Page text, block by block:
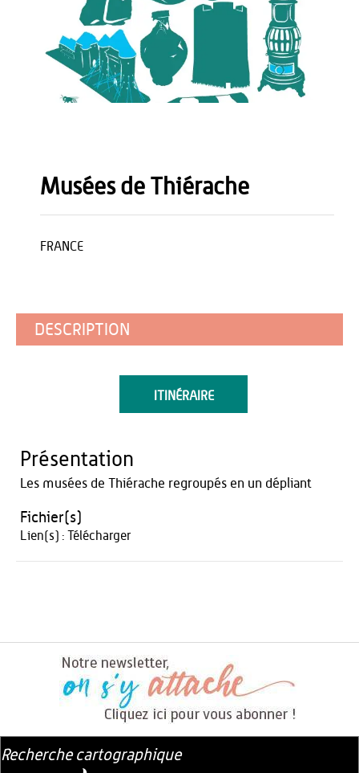
Musées de Thiérache
FRANCE
DESCRIPTION
ITINÉRAIRE
Présentation
Les musées de Thiérache regroupés en un dépliant
Fichier(s)
Lien(s) : Télécharger
Recherche cartographique